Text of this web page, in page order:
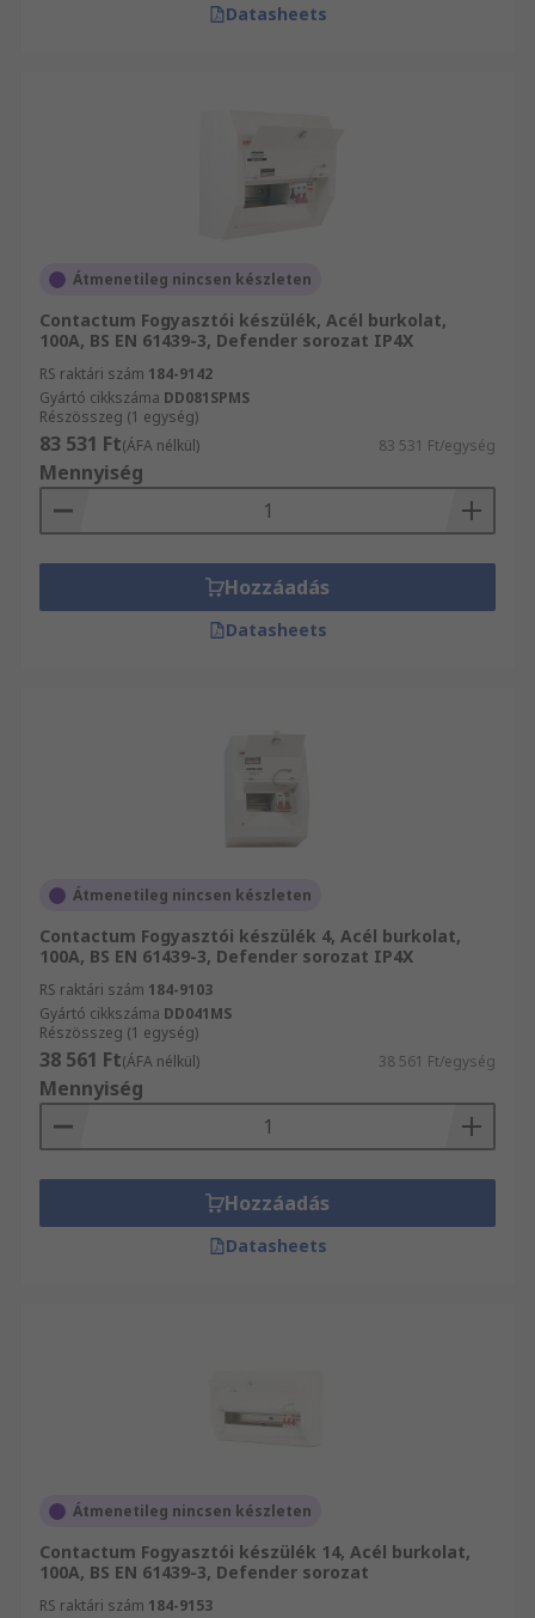
Datasheets
Átmenetileg nincsen készleten
Contactum Fogyasztói készülék, Acél burkolat,
100A, BS EN 61439-3, Defender sorozat IP4X
RS raktári szám 184-9142
Gyártó cikkszáma DD081SPMS
Részösszeg (1 egység)
83 531 Ft(ÁFA nélkül) 83 531 Ft/egység
Mennyiség
Hozzáadás
Datasheets
Átmenetileg nincsen készleten
Contactum Fogyasztói készülék 4, Acél burkolat,
100A, BS EN 61439-3, Defender sorozat IP4X
RS raktári szám 184-9103
Gyártó cikkszáma DD041MS
Részösszeg (1 egység)
38 561 Ft(ÁFA nélkül) 38 561 Ft/egység
Mennyiség
Hozzáadás
Datasheets
Átmenetileg nincsen készleten
Contactum Fogyasztói készülék 14, Acél burkolat,
100A, BS EN 61439-3, Defender sorozat
RS raktári szám 184-9153